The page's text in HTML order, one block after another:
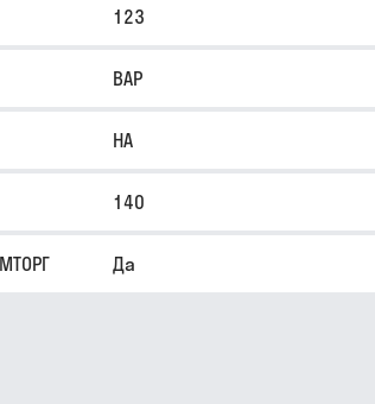
123
BAP
HA
140
Да